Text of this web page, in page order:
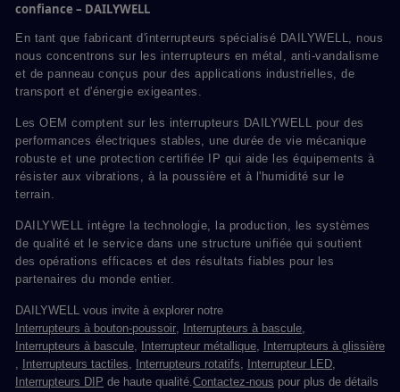
confiance – DAILYWELL
En tant que fabricant d'interrupteurs spécialisé DAILYWELL, nous
nous concentrons sur les interrupteurs en métal, anti-vandalisme
et de panneau conçus pour des applications industrielles, de
transport et d'énergie exigeantes.
Les OEM comptent sur les interrupteurs DAILYWELL pour des
performances électriques stables, une durée de vie mécanique
robuste et une protection certifiée IP qui aide les équipements à
résister aux vibrations, à la poussière et à l'humidité sur le
terrain.
DAILYWELL intègre la technologie, la production, les systèmes
de qualité et le service dans une structure unifiée qui soutient
des opérations efficaces et des résultats fiables pour les
partenaires du monde entier.
DAILYWELL vous invite à explorer notre
Interrupteurs à bouton-poussoir, Interrupteurs à bascule,
Interrupteurs à bascule, Interrupteur métallique,
Interrupteurs à glissière
,
Interrupteurs tactiles, Interrupteurs rotatifs, Interrupteur LED,
Interrupteurs DIP de haute qualité.Contactez-nous pour plus de détails